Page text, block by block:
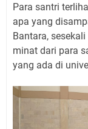
Para santri
apa yang
Bantara,
minat dari para
yang ada di